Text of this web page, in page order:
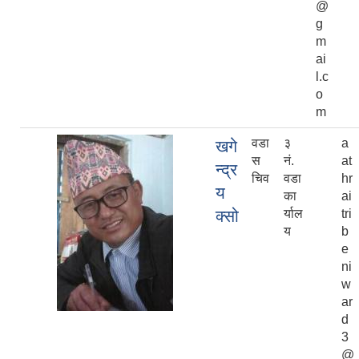
@
g
m
ai
l.c
o
m
खगे
न्द्र
य
क्सो
वडा
स
चिव
३
नं.
वडा
का
र्याल
य
a
at
hr
ai
tri
b
e
ni
w
ar
d
3
@